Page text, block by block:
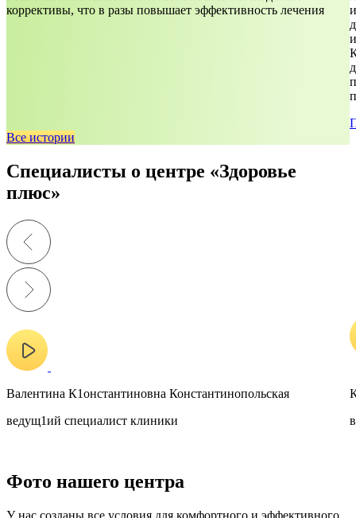
коррективы, что в разы повышает эффективность лечения
Все истории
Специалисты о центре «Здоровье
плюс»
Валентина К1онстантиновна Константинопольская
ведущ1ий специалист клиники
Фото нашего центра
У нас созданы все условия для комфортного и эффективного